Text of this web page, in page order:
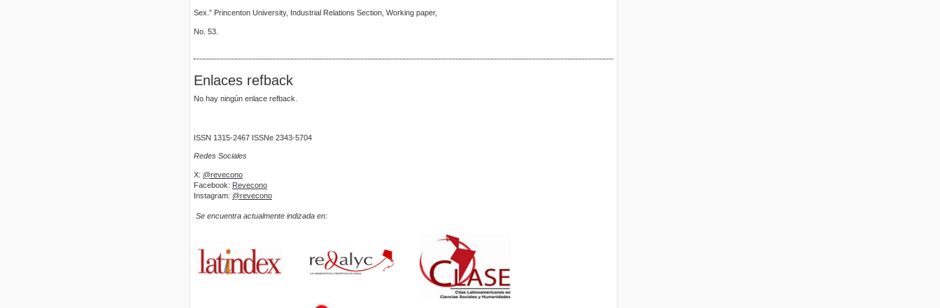
Sex.” Princenton University, Industrial Relations Section, Working paper,
No. 53.
Enlaces refback
No hay ningún enlace refback.
ISSN 1315-2467 ISSNe 2343-5704
Redes Sociales
X: @revecono
Facebook: Revecono
Instagram: @revecono
Se encuentra actualmente indizada en: